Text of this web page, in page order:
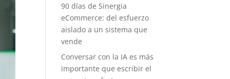
90 días de Sinergia
eCommerce: del esfuerzo
aislado a un sistema que
vende
Conversar con la IA es más
importante que escribir el